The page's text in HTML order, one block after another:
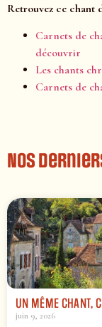
Retrouvez ce chant
Carnets de
découvrir
Les chants
Carnets de
Nos
UN MÊME CHANT,
juin 9, 2026